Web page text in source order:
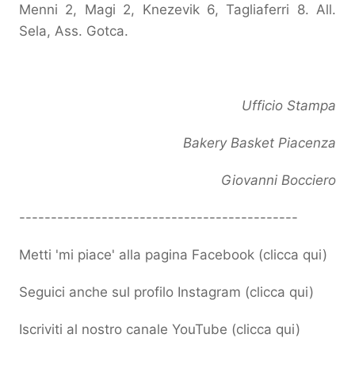
Menni 2, Magi 2, Knezevik 6, Tagliaferri 8. All.
Sela, Ass. Gotca.
Ufficio Stampa
Bakery Basket Piacenza
Giovanni Bocciero
--------------------------------------------
Metti 'mi piace' alla pagina Facebook (clicca qui)
Seguici anche sul profilo Instagram (clicca qui)
Iscriviti al nostro canale YouTube (clicca qui)